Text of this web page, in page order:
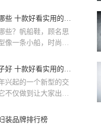
装穿着既舒适又能透
呢？
各自不同的特点，被
排名，我们一起来看
帆船鞋品牌有哪些 十款好看实用的排行介绍
些？帆船鞋，顾名思
像一条小船，时尚独
的防水功能更是使得
很多人都会纷纷入手
知道有哪些帆船鞋品
为您详细介绍一下！
平衡车什么牌子好 十款好看实用的介绍
兴起的一个新型的交
不仅做到让大家出行
自平衡车兴起以后，
装品牌排行榜